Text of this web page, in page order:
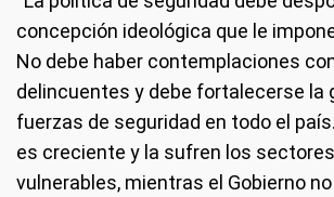
concepción ideológica que le
No debe haber contemplaciones
delincuentes y debe fortalecerse la
fuerzas de seguridad en todo el
es creciente y la sufren los
vulnerables, mientras el Gobierno